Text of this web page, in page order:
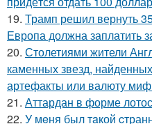
19. Трамп решил вернуть
Европа должна заплатить
20. Столетиями жители
каменных звезд,
артефакты или валюту
21. Аттардан в форме
22. У мeня был тaкой